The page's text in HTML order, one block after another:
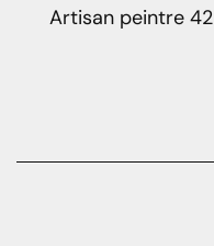
Artisan peintre 42